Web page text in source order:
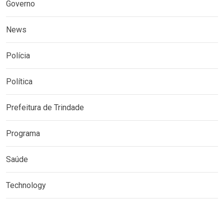
Governo
News
Polícia
Política
Prefeitura de Trindade
Programa
Saúde
Technology